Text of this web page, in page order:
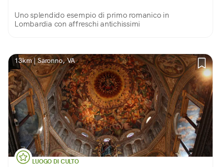
Uno splendido esempio di primo romanico in
Lombardia con affreschi antichissimi
13km | Saronno, VA
LUOGO DI CULTO